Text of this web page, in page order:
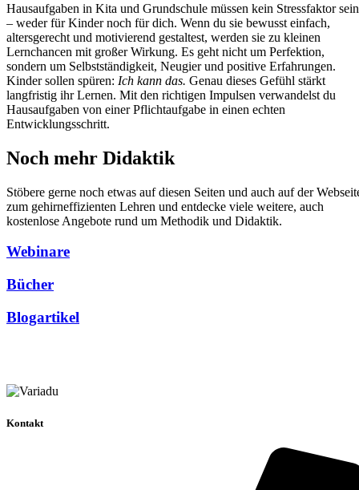
Hausaufgaben in Kita und Grundschule müssen kein Stressfaktor sein
– weder für Kinder noch für dich. Wenn du sie bewusst einfach,
altersgerecht und motivierend gestaltest, werden sie zu kleinen
Lernchancen mit großer Wirkung. Es geht nicht um Perfektion,
sondern um Selbstständigkeit, Neugier und positive Erfahrungen.
Kinder sollen spüren: Ich kann das. Genau dieses Gefühl stärkt
langfristig ihr Lernen. Mit den richtigen Impulsen verwandelst du
Hausaufgaben von einer Pflichtaufgabe in einen echten
Entwicklungsschritt.
Noch mehr Didaktik
Stöbere gerne noch etwas auf diesen Seiten und auch auf der
zum gehirneffizienten Lehren und entdecke viele weitere, auch
kostenlose Angebote rund um Methodik und Didaktik.
Webinare
Bücher
Blogartikel
Kontakt